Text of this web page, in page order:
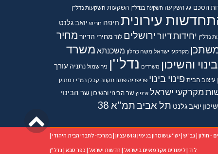
הסכם גגהשקעה השקעה בנדל"ן השקעות השקעות נדל"ן
עירונית חיפה חריש יואב גלנט
נדל"ן יחידות דיורירושלים לוד מחירי הדיור מחיר
מקרקעי ישראל משה כחלון משכנתא משרד
והשיכון משרדים נדל''ן ניר שמול נתניה עורך
עיצוב הבית פינוי בינוי פריפריה פתח תקווה קבלן רמ"י רמת גן
מקרקעי ישראל שיפוץ שר הבינוי והשיכון שר הבינוי
יואב גלנט תל אביבתמ"א 38
- חולון |גב"ש | יש''ע:שומרון בנימין וגוש עציון |במרכז- לחברי הבית היהודי |
לוד |לימודים אקדמאיים בישראל | חדשות ישראל | כפר סבא | נדל"ן